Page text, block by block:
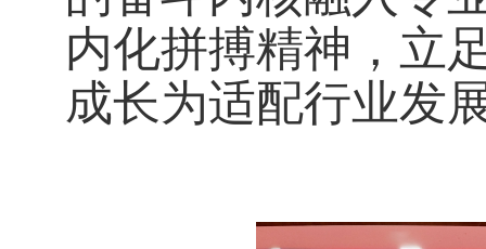
内化拼搏精神，立
成长为适配行业发